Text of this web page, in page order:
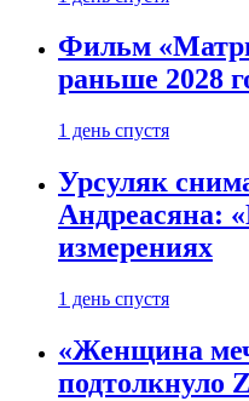
Фильм
раньше 2028
1 день спустя
Урсуляк
Андреасяна:
измерениях
1 день спустя
«Женщина
подтолкнуло